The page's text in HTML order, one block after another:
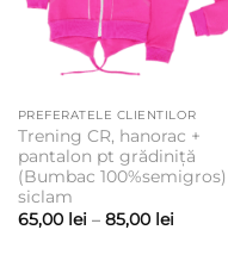
PREFERATELE CLIENTILOR
Trening CR, hanorac +
pantalon pt grădiniță
(Bumbac 100%semigros)
siclam
65,00 lei – 85,00 leiInterval